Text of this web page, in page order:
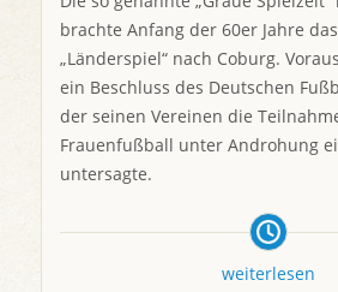
brachte Anfang der 60er Jahre
„Länderspiel“ nach Coburg.
ein Beschluss des Deutschen
der seinen Vereinen die
Frauenfußball unter Androhung
untersagte.
weiterlesen